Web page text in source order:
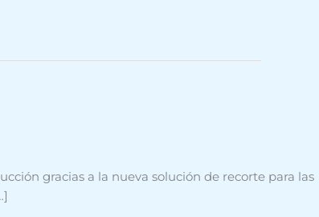
gracias a la nueva solución de recorte para las